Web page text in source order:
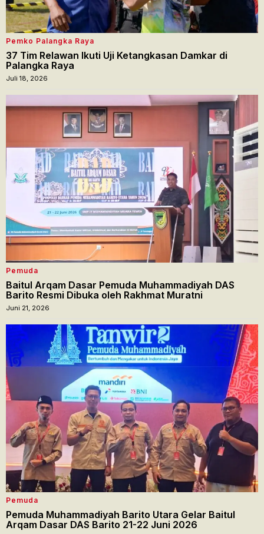
Pemko Palangka Raya
37 Tim Relawan Ikuti Uji Ketangkasan Damkar di
Palangka Raya
Juli 18, 2026
Pemuda
Baitul Arqam Dasar Pemuda Muhammadiyah DAS
Barito Resmi Dibuka oleh Rakhmat Muratni
Juni 21, 2026
Pemuda
Pemuda Muhammadiyah Barito Utara Gelar Baitul
Arqam Dasar DAS Barito 21-22 Juni 2026